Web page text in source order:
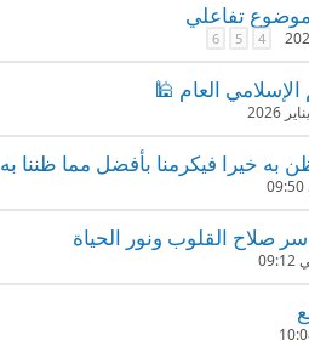
موضوع تفاعلي
4
5
6
العام 🕌
به خيرا فيكرمنا بأفضل مما ظننا به
صلاح القلوب ونور الحياة